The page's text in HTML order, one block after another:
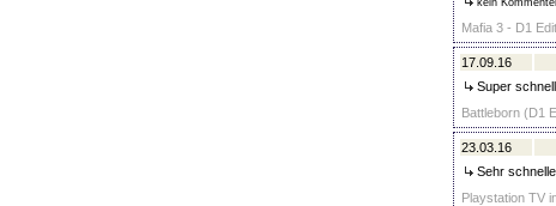
kein
Mafia 3 - D1
17.09.16
Super
Battleborn (D1
23.03.16
Sehr
Playstation TV